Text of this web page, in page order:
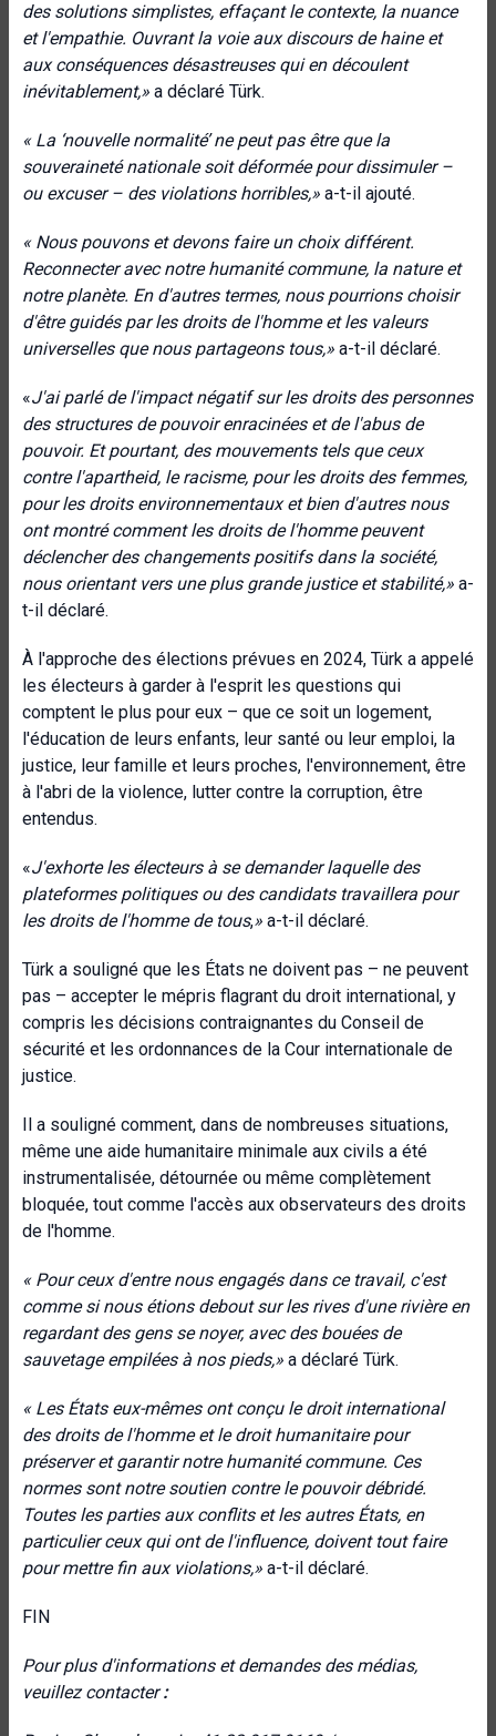
des solutions simplistes, effaçant le contexte, la nuance
et l'empathie. Ouvrant la voie aux discours de haine et
aux conséquences désastreuses qui en découlent
inévitablement,» a déclaré Türk.
« La ‘nouvelle normalité’ ne peut pas être que la
souveraineté nationale soit déformée pour dissimuler –
ou excuser – des violations horribles,» a-t-il ajouté.
« Nous pouvons et devons faire un choix différent.
Reconnecter avec notre humanité commune, la nature et
notre planète. En d'autres termes, nous pourrions choisir
d'être guidés par les droits de l'homme et les valeurs
universelles que nous partageons tous,» a-t-il déclaré.
«J'ai parlé de l'impact négatif sur les droits des personnes
des structures de pouvoir enracinées et de l'abus de
pouvoir. Et pourtant, des mouvements tels que ceux
contre l'apartheid, le racisme, pour les droits des femmes,
pour les droits environnementaux et bien d'autres nous
ont montré comment les droits de l'homme peuvent
déclencher des changements positifs dans la société,
nous orientant vers une plus grande justice et stabilité,» a-
t-il déclaré.
À l'approche des élections prévues en 2024, Türk a appelé
les électeurs à garder à l'esprit les questions qui
comptent le plus pour eux – que ce soit un logement,
l'éducation de leurs enfants, leur santé ou leur emploi, la
justice, leur famille et leurs proches, l'environnement, être
à l'abri de la violence, lutter contre la corruption, être
entendus.
«J'exhorte les électeurs à se demander laquelle des
plateformes politiques ou des candidats travaillera pour
les droits de l'homme de tous,» a-t-il déclaré.
Türk a souligné que les États ne doivent pas – ne peuvent
pas – accepter le mépris flagrant du droit international, y
compris les décisions contraignantes du Conseil de
sécurité et les ordonnances de la Cour internationale de
justice.
Il a souligné comment, dans de nombreuses situations,
même une aide humanitaire minimale aux civils a été
instrumentalisée, détournée ou même complètement
bloquée, tout comme l'accès aux observateurs des droits
de l'homme.
« Pour ceux d'entre nous engagés dans ce travail, c'est
comme si nous étions debout sur les rives d'une rivière en
regardant des gens se noyer, avec des bouées de
sauvetage empilées à nos pieds,» a déclaré Türk.
« Les États eux-mêmes ont conçu le droit international
des droits de l'homme et le droit humanitaire pour
préserver et garantir notre humanité commune. Ces
normes sont notre soutien contre le pouvoir débridé.
Toutes les parties aux conflits et les autres États, en
particulier ceux qui ont de l'influence, doivent tout faire
pour mettre fin aux violations,» a-t-il déclaré.
FIN
Pour plus d'informations et demandes des médias,
veuillez contacter: